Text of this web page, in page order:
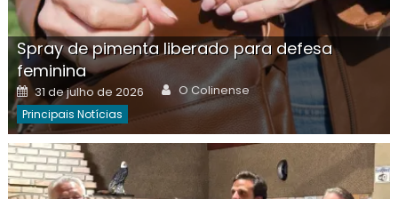
Spray de pimenta liberado para defesa
feminina
Posted
on
31 de julho de 2026 Author
O Colinense
Principais Notícias